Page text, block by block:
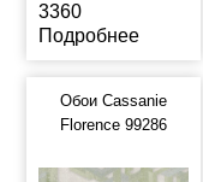
3360
Подробнее
Обои Cassanie
Florence 99286